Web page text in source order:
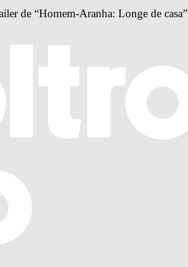
de “Homem-Aranha: Longe de casa”